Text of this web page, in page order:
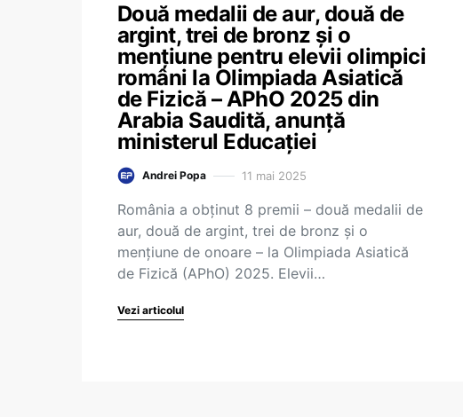
Două medalii de aur, două de
argint, trei de bronz și o
mențiune pentru elevii olimpici
români la Olimpiada Asiatică
de Fizică – APhO 2025 din
Arabia Saudită, anunță
ministerul Educației
Andrei Popa 11 mai 2025
România a obținut 8 premii – două medalii de
aur, două de argint, trei de bronz și o
mențiune de onoare – la Olimpiada Asiatică
de Fizică (APhO) 2025. Elevii…
Vezi articolul